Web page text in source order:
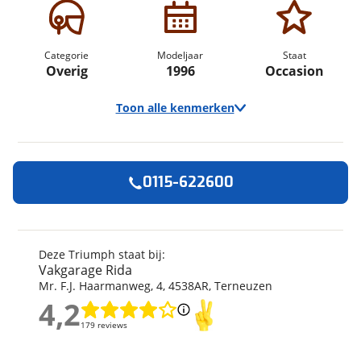
Categorie
Overig
Modeljaar
1996
Staat
Occasion
Toon alle kenmerken
Merk
Triumph
Model
Kenteken
Kilometerstand
48.245 km
Bouwjaar
6-1999
1996
Deze Triumph staat bij:
Vakgarage Rida
Mr. F.J. Haarmanweg, 4, 4538AR, Terneuzen
4,2179 reviews
4,2
0115-622600